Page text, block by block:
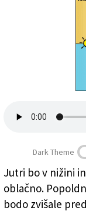
Zadruga PD
Dark Theme
Jutri bo v nižini
oblačno.
bodo zvišale